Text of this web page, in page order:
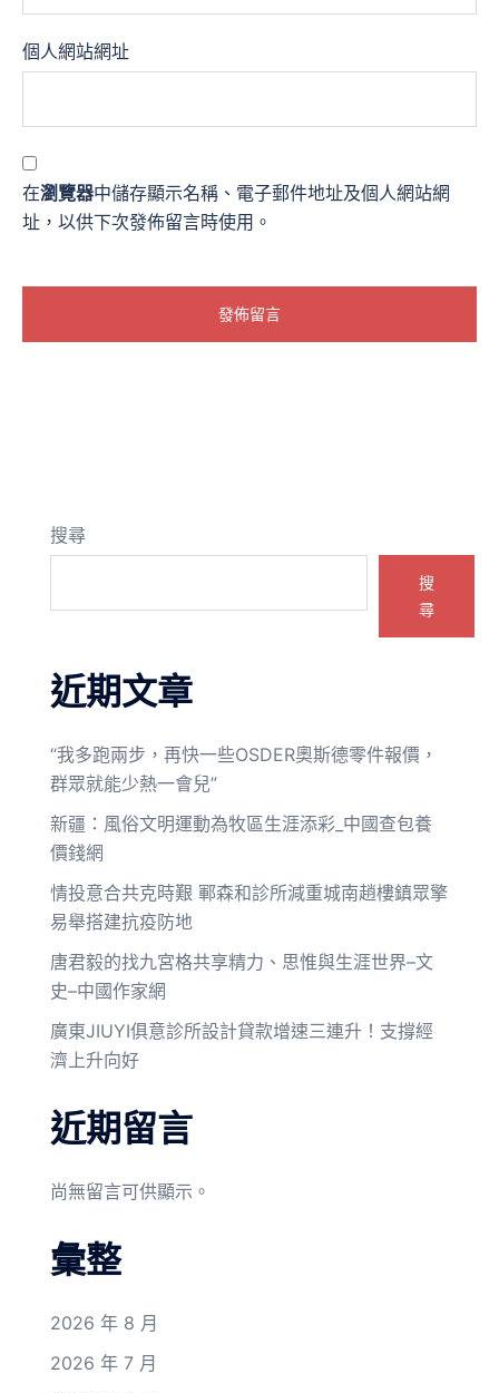
個人網站網址
在瀏覽器中儲存顯示名稱、電子郵件地址及個人網站網
址，以供下次發佈留言時使用。
搜尋
搜
尋
近期文章
“我多跑兩步，再快一些OSDER奧斯德零件報價，
群眾就能少熱一會兒”
新疆：風俗文明運動為牧區生涯添彩_中國查包養
價錢網
情投意合共克時艱 鄆森和診所減重城南趙樓鎮眾擎
易舉搭建抗疫防地
唐君毅的找九宮格共享精力、思惟與生涯世界–文
史–中國作家網
廣東JIUYI俱意診所設計貸款增速三連升！支撐經
濟上升向好
近期留言
尚無留言可供顯示。
彙整
2026 年 8 月
2026 年 7 月